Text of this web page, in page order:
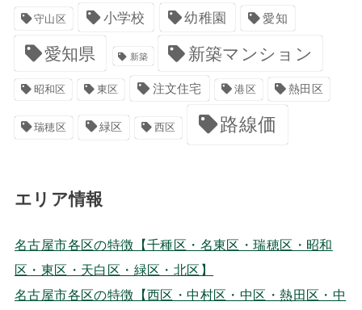
守山区 小学校 幼稚園 愛知
愛知県 新築 新築マンション
昭和区 東区 注文住宅 港区 熱田区
瑞穂区 緑区 西区 路線価
エリア情報
名古屋市各区の特徴【千種区・名東区・瑞穂区・昭和
区・東区・天白区・緑区・北区】
名古屋市各区の特徴【西区・中村区・中区・熱田区・中